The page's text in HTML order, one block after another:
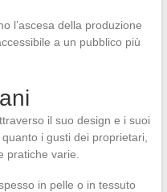
l’ascesa della produzione
a un pubblico più
il suo design e i suoi
i gusti dei proprietari,
pratiche varie.
in pelle o in tessuto